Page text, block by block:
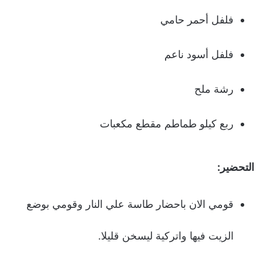
فلفل أحمر حامي
فلفل أسود ناعم
رشة ملح
ربع كيلو طماطم مقطع مكعبات
التحضير:
قومي الان باحضار طاسة علي النار وقومي بوضع
الزيت فيها واتركية ليسخن قليلا.